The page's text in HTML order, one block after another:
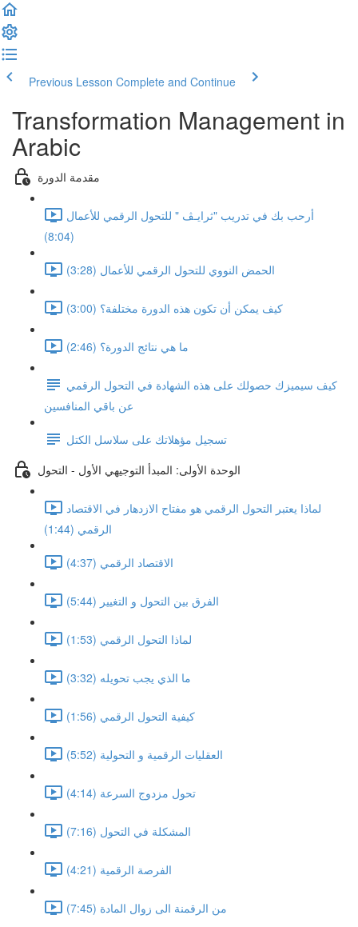
Previous Lesson Complete and Continue
Transformation Management in
Arabic
مقدمة الدورة
أرحب بك في تدريب "ثرايـﭫ " للتحول الرقمي للأعمال
(8:04)
الحمض النووي للتحول الرقمي للأعمال (3:28)
كيف يمكن أن تكون هذه الدورة مختلفة؟ (3:00)
ما هي نتائج الدورة؟ (2:46)
كيف سيميزك حصولك على هذه الشهادة في التحول الرقمي
عن باقي المنافسين
تسجيل مؤهلاتك على سلاسل الكتل
الوحدة الأولى: المبدأ التوجيهي الأول - التحول
لماذا يعتبر التحول الرقمي هو مفتاح الازدهار في الاقتصاد
الرقمي (1:44)
الاقتصاد الرقمي (4:37)
الفرق بين التحول و التغيير (5:44)
لماذا التحول الرقمي (1:53)
ما الذي يجب تحويله (3:32)
كيفية التحول الرقمي (1:56)
العقليات الرقمية و التحولية (5:52)
تحول مزدوج السرعة (4:14)
المشكلة في التحول (7:16)
الفرصة الرقمية (4:21)
من الرقمنة الى زوال المادة (7:45)